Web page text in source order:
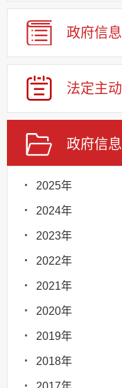
政府信息
法定主动
政府信息
2025年
2024年
2023年
2022年
2021年
2020年
2019年
2018年